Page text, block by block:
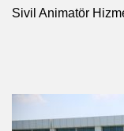
Sivil Animatör